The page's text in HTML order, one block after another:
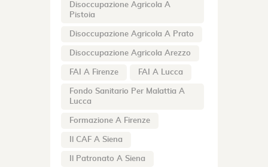
Disoccupazione Agricola A
Pistoia
Disoccupazione Agricola A Prato
Disoccupazione Agricola Arezzo
FAI A Firenze FAI A Lucca
Fondo Sanitario Per Malattia A
Lucca
Formazione A Firenze
Il CAF A Siena
Il Patronato A Siena